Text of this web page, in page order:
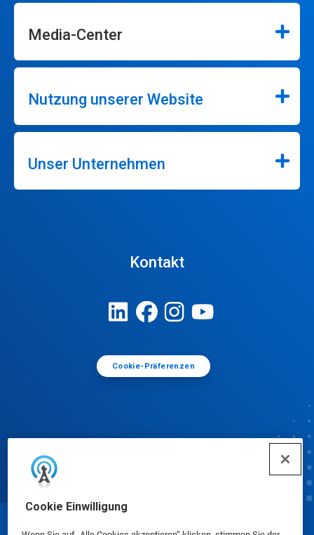
Cookie Einwilligung
Media-Center
Nutzung unserer Website
Unser Unternehmen
Kontakt
Cookie-Präferenzen